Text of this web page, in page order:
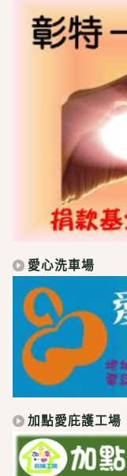
愛心洗車場
加點愛庇護工場